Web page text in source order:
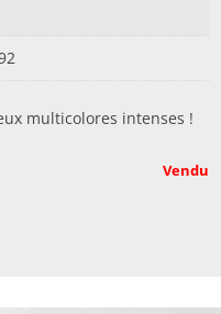
multicolores intenses !
Vendu